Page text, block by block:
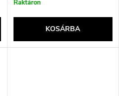
Raktáron
KOSÁRBA